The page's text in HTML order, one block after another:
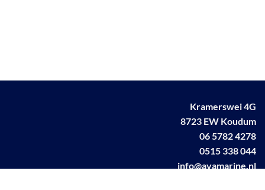
Kramerswei 4G
8723 EW Koudum
06 5782 4278
0515 338 044
info@avamarine.nl